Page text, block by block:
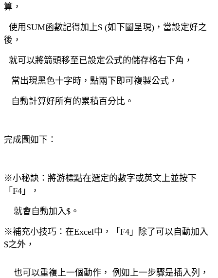
算，
使用SUM函數記得加上$ (如下圖呈現)，當設定好之
後，
就可以將箭頭移至已設定公式的儲存格右下角，
當出現黑色十字時，點兩下即可複製公式，
自動計算好所有的累積百分比。
完成圖如下：
※小秘訣：將游標點在選定的數字或英文上並按下
「F4」，
就會自動加入$。
※補充小技巧：在Excel中，「F4」除了可以自動加入
$之外，
也可以重複上一個動作， 例如上一步驟是插入列，